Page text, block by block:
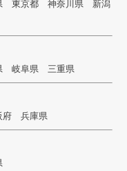
東京都 神奈川県 新潟
岐阜県 三重県
兵庫県